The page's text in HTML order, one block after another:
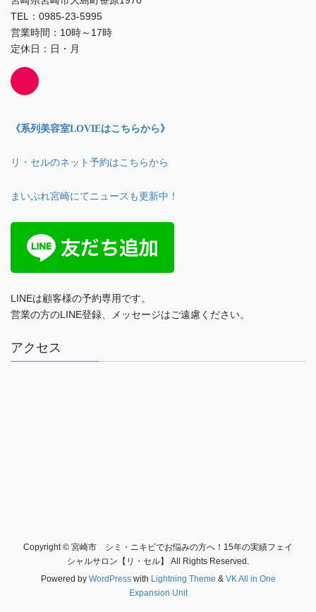
TEL：0985-23-5995
営業時間：10時～17時
定休日：日・月
《系列美容室LOVIEはこちらから》
リ・セルのネット予約はこちらから
まいぷれ宮崎にてニュースも更新中！
LINEは顧客様の予約専用です。
営業の方のLINE登録、メッセージはご遠慮ください。
アクセス
Copyright © 宮崎市 シミ・ニキビでお悩みの方へ！15年の実績フェイ
シャルサロン【リ・セル】 All Rights Reserved.
Powered by WordPresswith Lightning Theme & VK All in One
Expansion Unit